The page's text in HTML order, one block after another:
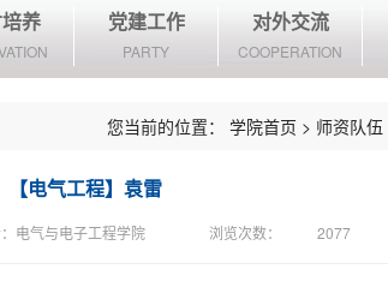
养 党建工作
PARTY
对外交流
COOPERATION
您当前的位置： 学院首页 > 师资队伍
【电气工程】袁雷
电气与电子工程学院 浏览次数： 2077